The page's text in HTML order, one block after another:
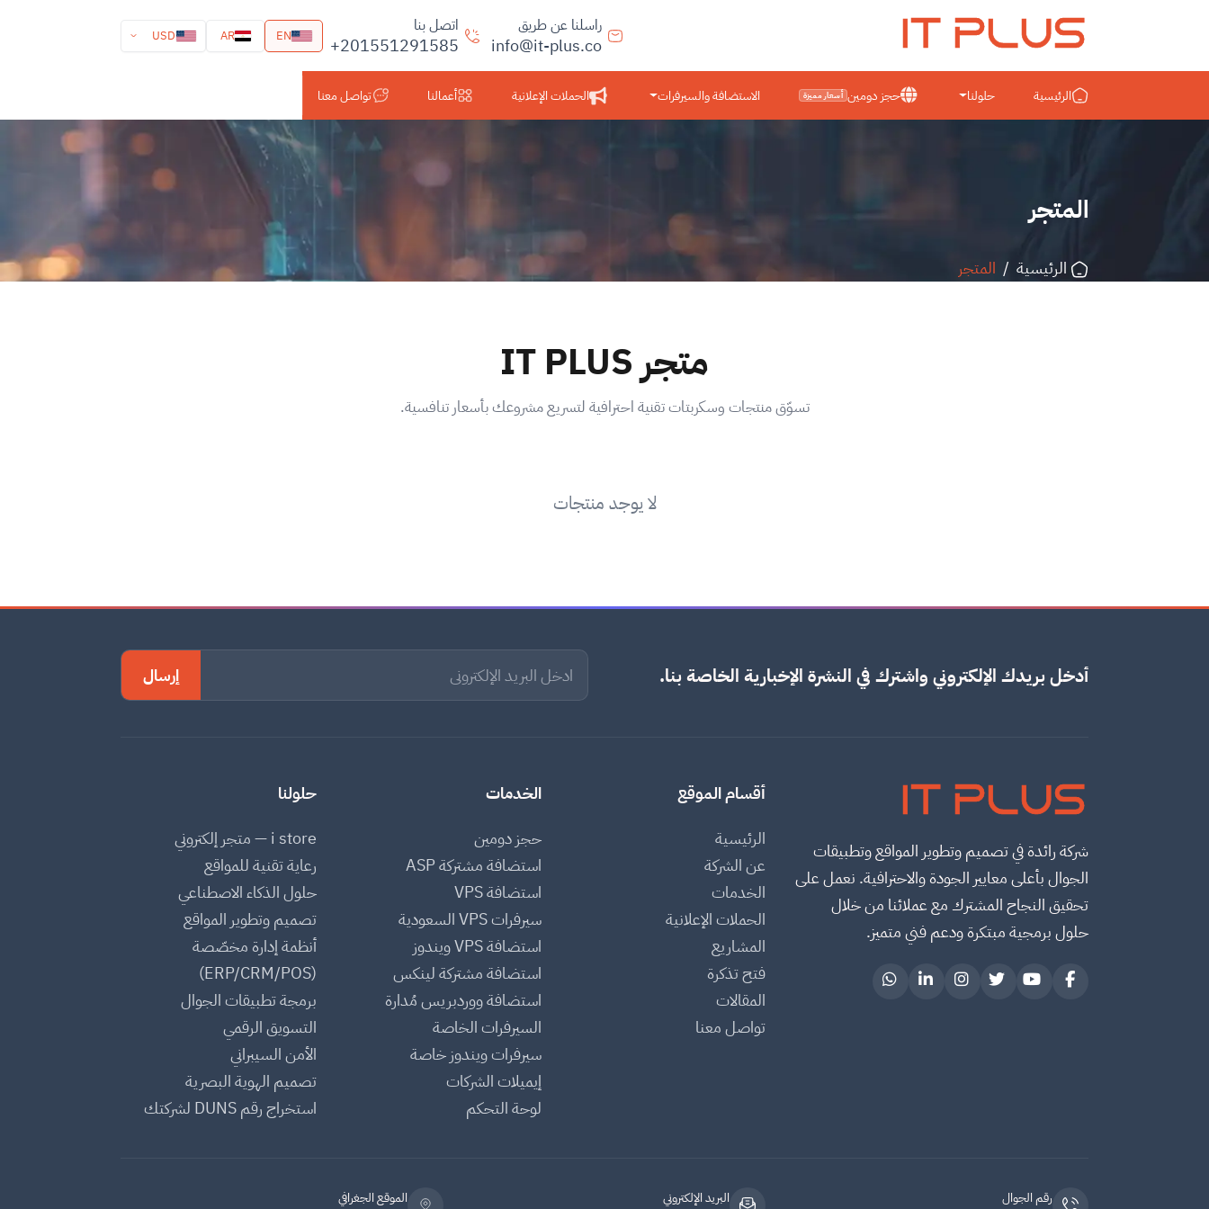
IT PLUS راسلنا عن طريق
info@it-plus.co
اتصل بنا
+201551291585
EN
AR
USD
الرئيسية حلولنا حجز دومين أسعار مميزة الاستضافة والسيرفرات الحملات الإعلانية أعمالنا تواصل معنا
المتجر
الرئيسية / المتجر
متجر IT PLUS
تسوّق منتجات وسكربتات تقنية احترافية لتسريع مشروعك بأسعار تنافسية.
لا يوجد منتجات
أدخل بريدك الإلكتروني واشترك في النشرة الإخبارية الخاصة بنا. إرسال
IT PLUS
شركة رائدة في تصميم وتطوير المواقع وتطبيقات
الجوال بأعلى معايير الجودة والاحترافية. نعمل على
تحقيق النجاح المشترك مع عملائنا من خلال
حلول برمجية مبتكرة ودعم فني متميز.
أقسام الموقع
الرئيسية
عن الشركة
الخدمات
الحملات الإعلانية
المشاريع
فتح تذكرة
المقالات
تواصل معنا
الخدمات
حجز دومين
استضافة مشتركة ASP
استضافة VPS
سيرفرات VPS السعودية
استضافة VPS ويندوز
استضافة مشتركة لينكس
استضافة ووردبريس مُدارة
السيرفرات الخاصة
سيرفرات ويندوز خاصة
إيميلات الشركات
لوحة التحكم
حلولنا
i store — متجر إلكتروني
رعاية تقنية للمواقع
حلول الذكاء الاصطناعي
تصميم وتطوير المواقع
أنظمة إدارة مخصّصة
(ERP/CRM/POS)
برمجة تطبيقات الجوال
التسويق الرقمي
الأمن السيبراني
تصميم الهوية البصرية
استخراج رقم DUNS لشركتك
رقم الجوال البريد الإلكتروني الموقع الجغرافي